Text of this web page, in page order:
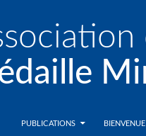
PUBLICATIONS
BIENVENUE